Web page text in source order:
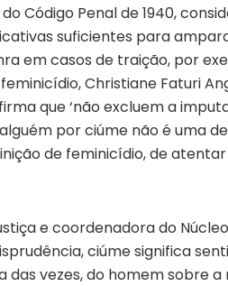
Código Penal de 1940,
suficientes para
em casos de traição, por
Christiane Faturi
que ‘não excluem a
por ciúme não é uma
de feminicídio, de
e coordenadora do
ciúme significa
das vezes, do homem sobre a